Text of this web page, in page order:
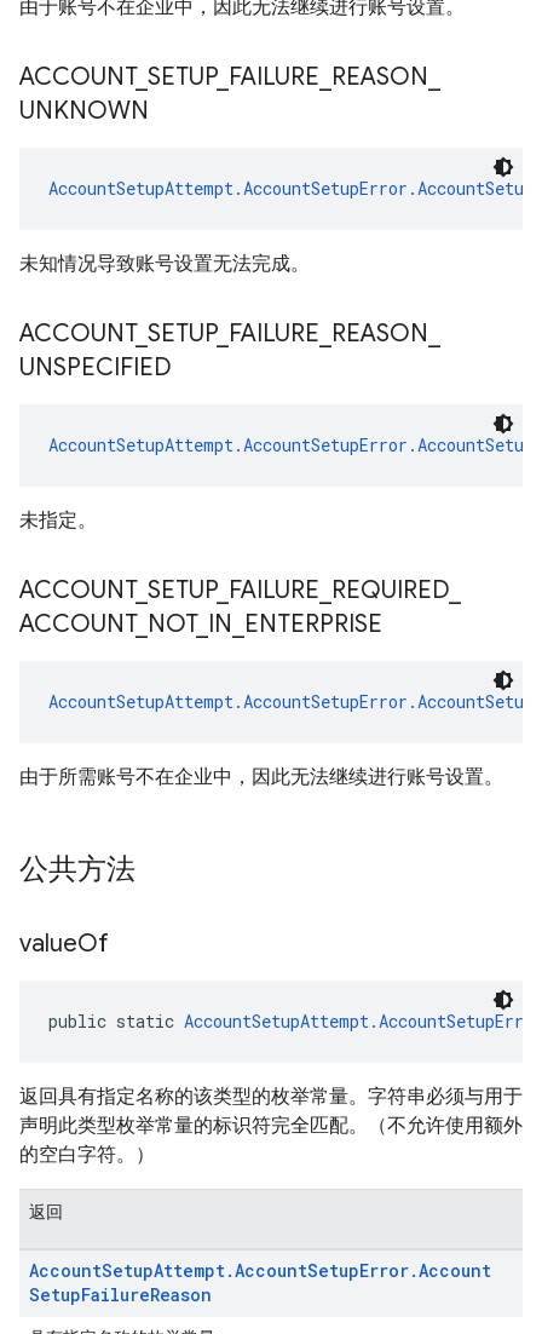
由于账号不在企业中，因此无法继续进行账号设置。
ACCOUNT_ SETUP_ FAILURE REASON
UNKNOWN
未知情况导致账号设置无法完成。
ACCOUNT_ SETUP_ FAILURE REASON
UNSPECIFIED
未指定。
ACCOUNT_ SETUP_ FAILURE REQUIRED
ACCOUNT_ NOT_ IN ENTERPRISE
由于所需账号不在企业中，因此无法继续进行账号设置。
公共方法
valueOf
public static
返回具有指定名称的该类型的枚举常量。字符串必须与用于
声明此类型枚举常量的标识符完全匹配。（不允许使用额外
的空白字符。）
返回
AccountSetupAttempt.AccountSetupError.Account
SetupFailureReason